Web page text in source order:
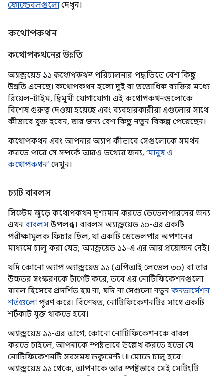
ফোল্ডেবলগুলোদেখুন।
কথোপকথন
কথোপকথনের উন্নতি
অ্যান্ড্রয়েড ১১ কথোপকথনপরিচালনার পদ্ধতিতে বেশ কিছু
উন্নতি এনেছে। কথোপকথন হলো দুই বা ততোধিক ব্যক্তির মধ্যে
রিয়েল-টাইম, দ্বিমুখী যোগাযোগ। এই কথোপকথনগুলোকে
বিশেষ গুরুত্ব দেওয়া হয়েছে এবং ব্যবহারকারীরা এগুলোর সাথে
কীভাবে যুক্ত হবেন, তার জন্য বেশ কিছু নতুন বিকল্প পেয়েছেন।
কথোপকথন এবং আপনার অ্যাপ কীভাবে সেগুলোকে সমর্থন
করতে পারে সে সম্পর্কে আরও তথ্যের জন্য, ‘মানুষ ও
কথোপকথন’ দেখুন।
চ্যাট বাবলস
সিস্টেম জুড়ে কথোপকথন দৃশ্যমান করতে ডেভেলপারদের জন্য
এখন বাবলস উপলব্ধ। বাবলস অ্যান্ড্রয়েড ১০-এর একটি
পরীক্ষামূলক ফিচার ছিল, যা একটি ডেভেলপার অপশনের
মাধ্যমে চালু করা যেত; অ্যান্ড্রয়েড ১১-এ এর আর প্রয়োজন নেই।
যদি কোনো অ্যাপ অ্যান্ড্রয়েড ১১ (এপিআই লেভেল ৩০) বা তার
উচ্চতর সংস্করণকে টার্গেট করে, তবে এর নোটিফিকেশনগুলো
বাবল হিসেবে প্রদর্শিত হয় না, যদি না সেগুলো নতুন কনভার্সেশন
শর্তগুলোপূরণ করে। বিশেষত, নোটিফিকেশনটির সাথে একটি
শর্টকাট যুক্ত থাকতে হবে।
অ্যান্ড্রয়েড ১১-এর আগে, কোনো নোটিফিকেশনকে বাবল
করতে চাইলে, আপনাকে স্পষ্টভাবে উল্লেখ করতে হতো যে
নোটিফিকেশনটি সবসময় ডকুমেন্ট UI মোডে চালু হবে।
অ্যান্ড্রয়েড ১১ থেকে, আপনাকে আর স্পষ্টভাবে সেই সেটিংটি